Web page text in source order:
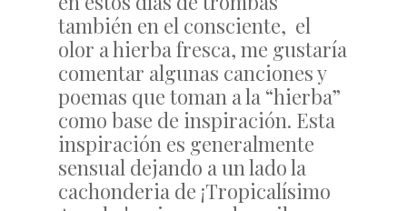
también en el consciente, el
olor a hierba fresca, me gustaría
comentar algunas canciones y
poemas que toman a la “hierba”
como base de inspiración. Esta
inspiración es generalmente
sensual dejando a un lado la
cachonderia de ¡Tropicalísimo